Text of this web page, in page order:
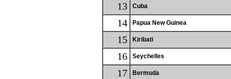
13 Cuba
14 Papua New Guinea
15 Kiribati
16 Seychelles
17 Bermuda